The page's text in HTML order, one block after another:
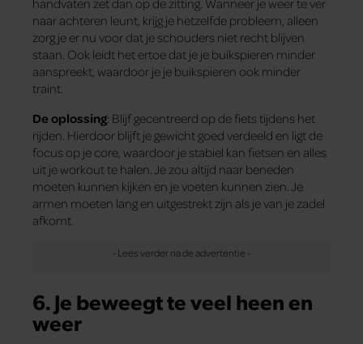
handvaten zet dan op de zitting. Wanneer je weer te ver
naar achteren leunt, krijg je hetzelfde probleem, alleen
zorg je er nu voor dat je schouders niet recht blijven
staan. Ook leidt het ertoe dat je je buikspieren minder
aanspreekt, waardoor je je buikspieren ook minder
traint.
De oplossing: Blijf gecentreerd op de fiets tijdens het
rijden. Hierdoor blijft je gewicht goed verdeeld en ligt de
focus op je core, waardoor je stabiel kan fietsen en alles
uit je workout te halen. Je zou altijd naar beneden
moeten kunnen kijken en je voeten kunnen zien. Je
armen moeten lang en uitgestrekt zijn als je van je zadel
afkomt.
6. Je beweegt te veel heen en
weer